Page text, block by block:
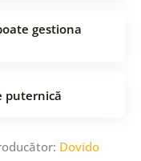
gestiona
puternică
Dovido